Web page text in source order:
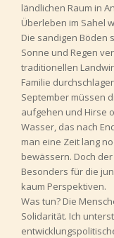
ländlichen Raum in
Überleben im Sahel
Die sandigen Böden
Sonne und Regen
traditionellen
Familie
September müssen
aufgehen und Hirse
Wasser, das nach
man eine Zeit lang
bewässern. Doch
Besonders für die
kaum Perspektiven.
Was tun? Die
Solidarität. Ich